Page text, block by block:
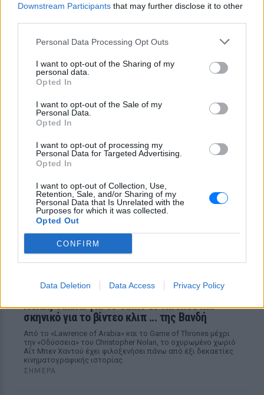
Downstream Participants that may further disclose it to other
Personal Data Processing Opt Outs
I want to opt-out of the Sharing of my
personal data.
Opted In
I want to opt-out of the Sale of my
Personal Data.
Opted In
I want to opt-out of processing my
Personal Data for Targeted Advertising.
Opted In
I want to opt-out of Collection, Use,
Retention, Sale, and/or Sharing of my
Personal Data that Is Unrelated with the
Purposes for which it was collected.
Opted Out
CONFIRM
Data Deletion Data Access Privacy Policy
απίθανη ατάκα στην κάμερα του
MEGA
MEGA» κατέγραψε τη διασκεδαστική
στιγμή από το λιμάνι του Πειραιά, την
Η Ελένη Βουλγαράκη ξεσπά για
τις φήμες χωρισμού με τον
εκτοξεύσετε τη βλακεία σας»
story στο Instagram για να διαψεύσει όσα
κυκλοφορούν για την ερωτική της ζωή
Το μαροκινό χωριό που έγινε Τροία για τον
Nolan, Yunkai για το Game of Thrones και
σκηνικό για το βίντεο κλιπ ... της Βανδή
Από το «Lawrence of Arabia» και το Game of Thrones μέχρι
την «Οδύσσεια» του Christopher Nolan, το οχυρωμένο χωριό
Αΐτ Μπεν Χαντού έχει φιλοξενήσει πάνω από έξι δεκαετίες
κινηματογραφικής ιστορίας
ΣΉΜΕΡΑ